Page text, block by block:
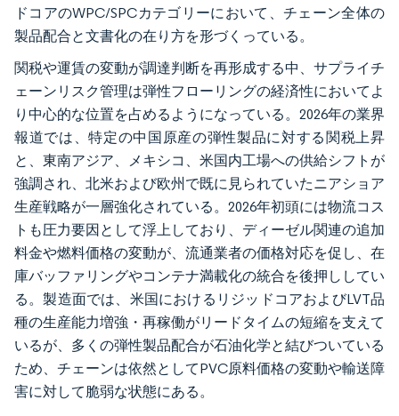
ドコアのWPC/SPCカテゴリーにおいて、チェーン全体の
製品配合と文書化の在り方を形づくっている。
関税や運賃の変動が調達判断を再形成する中、サプライチ
ェーンリスク管理は弾性フローリングの経済性においてよ
り中心的な位置を占めるようになっている。2026年の業界
報道では、特定の中国原産の弾性製品に対する関税上昇
と、東南アジア、メキシコ、米国内工場への供給シフトが
強調され、北米および欧州で既に見られていたニアショア
生産戦略が一層強化されている。2026年初頭には物流コス
トも圧力要因として浮上しており、ディーゼル関連の追加
料金や燃料価格の変動が、流通業者の価格対応を促し、在
庫バッファリングやコンテナ満載化の統合を後押ししてい
る。製造面では、米国におけるリジッドコアおよびLVT品
種の生産能力増強・再稼働がリードタイムの短縮を支えて
いるが、多くの弾性製品配合が石油化学と結びついている
ため、チェーンは依然としてPVC原料価格の変動や輸送障
害に対して脆弱な状態にある。